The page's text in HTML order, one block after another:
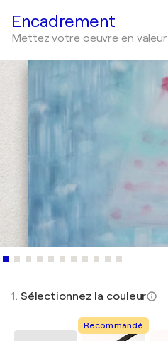
Encadrement
Mettez votre oeuvre en valeur
1. Sélectionnez la couleur
Recommandé